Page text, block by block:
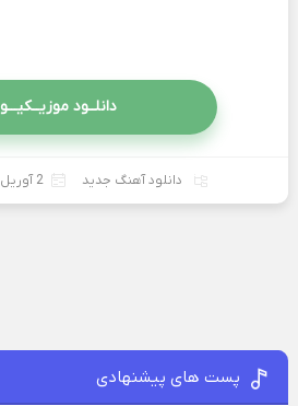
دانلــود موزیــکیـــو
دانلود آهنگ جدید 2 آوریل 2024
پست های پیشنهادی